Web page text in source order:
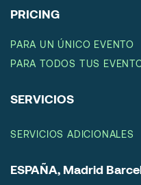
PRICING
PARA UN ÚNICO EVENTO
PARA TODOS TUS
SERVICIOS
SERVICIOS ADICIONALES
ESPAÑA, Madrid